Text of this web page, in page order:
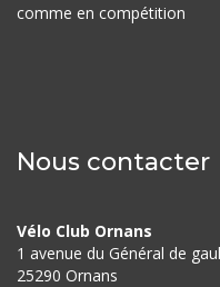
comme en compétition
Nous contacter
Vélo Club Ornans
1 avenue du Général de
25290 Ornans